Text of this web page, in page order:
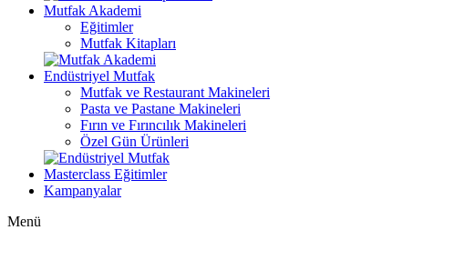
Mutfak Akademi
Eğitimler
Mutfak Kitapları
Endüstriyel Mutfak
Mutfak ve Restaurant Makineleri
Pasta ve Pastane Makineleri
Fırın ve Fırıncılık Makineleri
Özel Gün Ürünleri
Masterclass Eğitimler
Kampanyalar
Menü